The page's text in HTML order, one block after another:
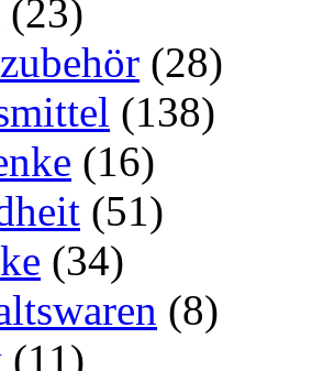
(23)
(28)
(138)
(16)
(51)
(34)
(8)
(11)